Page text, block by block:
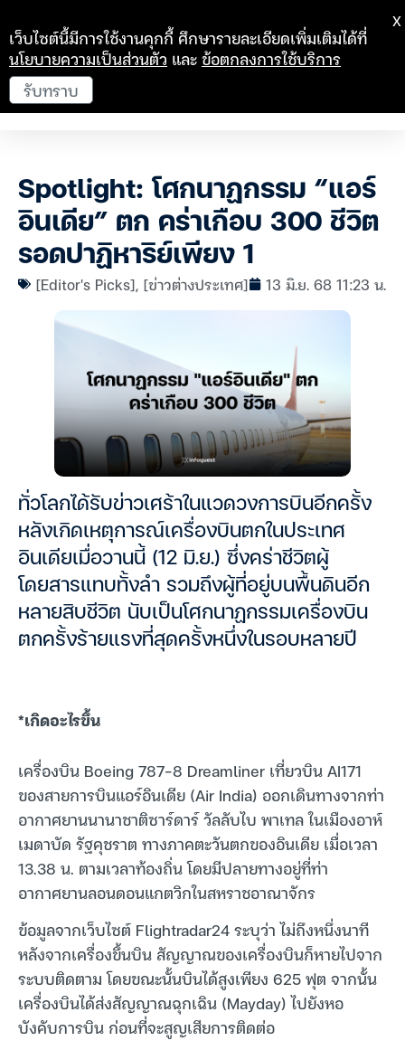
Spotlight: โศกนาฏกรรม “แอร์
อินเดีย” ตก คร่าเกือบ 300 ชีวิต
รอดปาฏิหาริย์เพียง 1
[Editor's Picks], [ข่าวต่างประเทศ] 13 มิ.ย. 68 11:23 น.
ทั่วโลกได้รับข่าวเศร้าในแวดวงการบินอีกครั้ง
หลังเกิดเหตุการณ์เครื่องบินตกในประเทศ
อินเดียเมื่อวานนี้ (12 มิ.ย.) ซึ่งคร่าชีวิตผู้
โดยสารแทบทั้งลำ รวมถึงผู้ที่อยู่บนพื้นดินอีก
หลายสิบชีวิต นับเป็นโศกนาฏกรรมเครื่องบิน
ตกครั้งร้ายแรงที่สุดครั้งหนึ่งในรอบหลายปี
*เกิดอะไรขึ้น
เครื่องบิน Boeing 787-8 Dreamliner เที่ยวบิน AI171
ของสายการบินแอร์อินเดีย (Air India) ออกเดินทางจากท่า
อากาศยานนานาชาติซาร์ดาร์ วัลลับไบ พาเทล ในเมืองอาห์
เมดาบัด รัฐคุชราต ทางภาคตะวันตกของอินเดีย เมื่อเวลา
13.38 น. ตามเวลาท้องถิ่น โดยมีปลายทางอยู่ที่ท่า
อากาศยานลอนดอนแกตวิกในสหราชอาณาจักร
ข้อมูลจากเว็บไซต์ Flightradar24 ระบุว่า ไม่ถึงหนึ่งนาที
หลังจากเครื่องขึ้นบิน สัญญาณของเครื่องบินก็หายไปจาก
ระบบติดตาม โดยขณะนั้นบินได้สูงเพียง 625 ฟุต จากนั้น
เครื่องบินได้ส่งสัญญาณฉุกเฉิน (Mayday) ไปยังหอ
บังคับการบิน ก่อนที่จะสูญเสียการติดต่อ
เว็บไซต์นี้มีการใช้งานคุกกี้ ศึกษารายละเอียดเพิ่มเติมได้ที่
นโยบายความเป็นส่วนตัว และข้อตกลงการใช้บริการ
รับทราบ
X